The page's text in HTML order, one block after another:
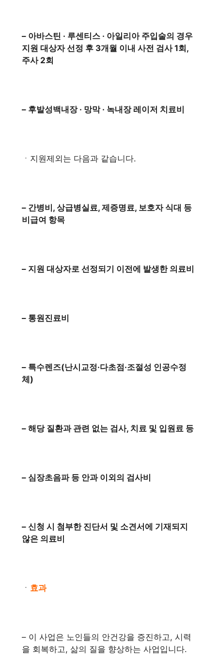
– 아바스틴 · 루센티스 · 아일리아 주입술의 경우
지원 대상자 선정 후 3개월 이내 사전 검사 1회,
주사 2회
– 후발성백내장 · 망막 · 녹내장 레이저 치료비
ㆍ지원제외는 다음과 같습니다.
– 간병비, 상급병실료, 제증명료, 보호자 식대 등
비급여 항목
– 지원 대상자로 선정되기 이전에 발생한 의료비
– 통원진료비
– 특수렌즈(난시교정·다초점·조절성 인공수정
체)
– 해당 질환과 관련 없는 검사, 치료 및 입원료 등
– 심장초음파 등 안과 이외의 검사비
– 신청 시 첨부한 진단서 및 소견서에 기재되지
않은 의료비
ㆍ 효과
– 이 사업은 노인들의 안건강을 증진하고, 시력
을 회복하고, 삶의 질을 향상하는 사업입니다.